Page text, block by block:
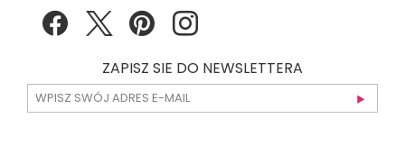
ZAPISZ SIE DO NEWSLETTERA